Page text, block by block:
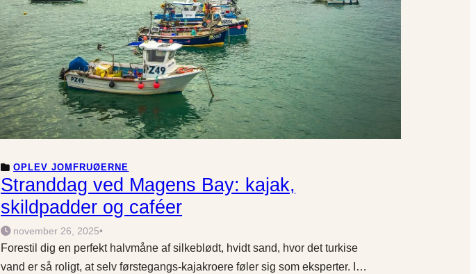
OPLEV JOMFRUØERNE
Stranddag ved Magens Bay: kajak,
skildpadder og caféer
november 26, 2025•
Forestil dig en perfekt halvmåne af silkeblødt, hvidt sand, hvor det turkise
vand er så roligt, at selv førstegangs-kajakroere føler sig som eksperter. I…